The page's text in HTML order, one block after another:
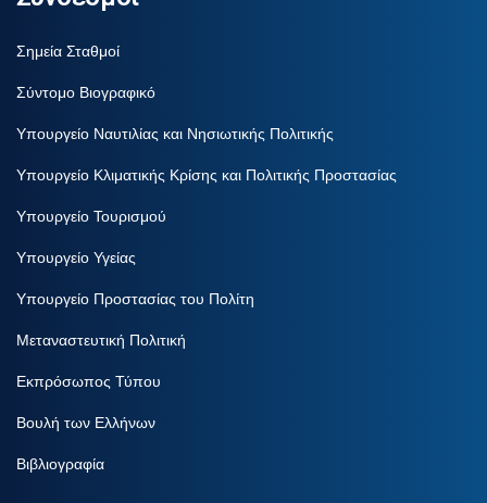
Σημεία Σταθμοί
Σύντομο Βιογραφικό
Υπουργείο Ναυτιλίας και Νησιωτικής Πολιτικής
Υπουργείο Κλιματικής Κρίσης και Πολιτικής Προστασίας
Υπουργείο Τουρισμού
Υπουργείο Υγείας
Υπουργείο Προστασίας του Πολίτη
Μεταναστευτική Πολιτική
Εκπρόσωπος Τύπου
Βουλή των Ελλήνων
Βιβλιογραφία